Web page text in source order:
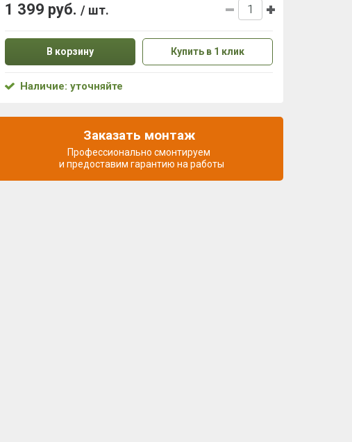
1 399 руб. / шт.
В корзину Купить в 1 клик
Наличие: уточняйте
Заказать монтаж
Профессионально смонтируем
и предоставим гарантию на работы